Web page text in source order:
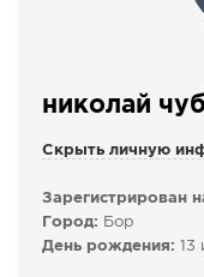
СТАТЬИ
николай
Скрыть личную
Зарегистрирован
Город: Бор
День рождения: 13